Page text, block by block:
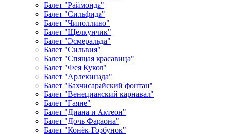
Балет "Раймонда"
Балет "Сильфида"
Балет "Чиполлино"
Балет "Щелкунчик"
Балет "Эсмеральда"
Балет "Сильвия"
Балет "Спящая красавица"
Балет "Фея Кукол"
Балет "Арлекинада"
Балет "Бахчисарайский фонтан"
Балет "Венецианский карнавал"
Балет "Гаяне"
Балет "Диана и Актеон"
Балет "Дочь Фараона"
Балет "Конёк-Горбунок"